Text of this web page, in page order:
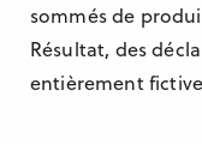
sommés de
Résultat, des
entièrement